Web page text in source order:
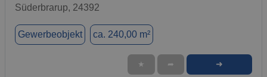
Süderbrarup, 24392
Gewerbeobjekt ca. 240,00 m²
★ ➦ ➜